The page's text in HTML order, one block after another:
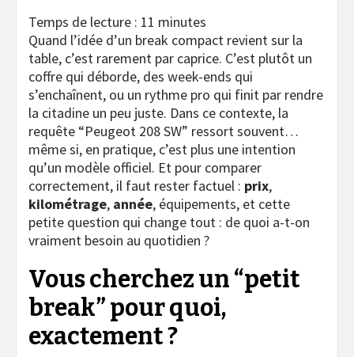
Temps de lecture : 11 minutes
Quand l’idée d’un break compact revient sur la
table, c’est rarement par caprice. C’est plutôt un
coffre qui déborde, des week-ends qui
s’enchaînent, ou un rythme pro qui finit par rendre
la citadine un peu juste. Dans ce contexte, la
requête “Peugeot 208 SW” ressort souvent…
même si, en pratique, c’est plus une intention
qu’un modèle officiel. Et pour comparer
correctement, il faut rester factuel : prix,
kilométrage, année, équipements, et cette
petite question qui change tout : de quoi a-t-on
vraiment besoin au quotidien ?
Vous cherchez un “petit
break” pour quoi,
exactement ?